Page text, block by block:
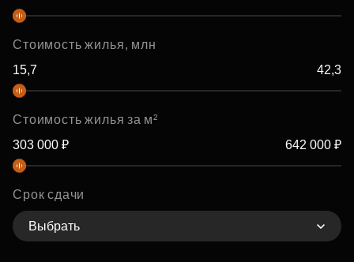
Стоимость жилья, млн
Стоимость жилья за м²
Срок сдачи
Выбрать